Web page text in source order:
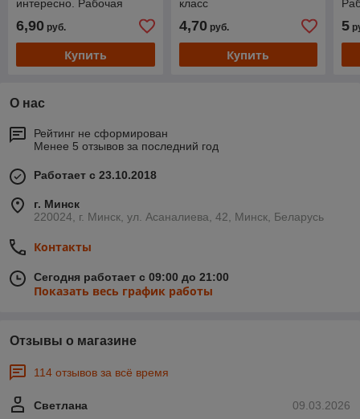
интересно. Рабочая
тетрадь с тематическим
контролем. Школьная
программа
6,90 руб.
Купить
класс
4,70руб.
Купить
5
О нас
Рейтинг не сформирован
Менее 5 отзывов за последний год
Работает с 23.10.2018
г. Минск
220024, г. Минск, ул. Асаналиева, 42, Минск, Беларусь
Контакты
Сегодня работает с 09:00 до 21:00
Показать весь график работы
Отзывы о магазине
114 отзывов за всё время
09.03.2026
Светлана